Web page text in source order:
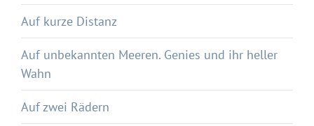
Auf kurze Distanz
Auf unbekannten Meeren. Genies und ihr heller
Wahn
Auf zwei Rädern